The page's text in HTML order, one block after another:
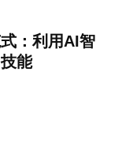
：利用AI智
能